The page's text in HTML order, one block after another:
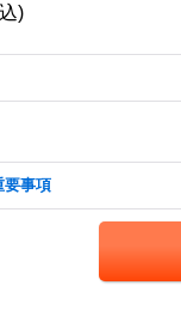
)
要事項